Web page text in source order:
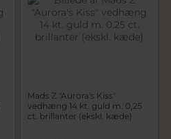
Mads Z "Aurora's Kiss"
vedhæng 14 kt. guld m. 0,25
ct. brillanter (ekskl. kæde)